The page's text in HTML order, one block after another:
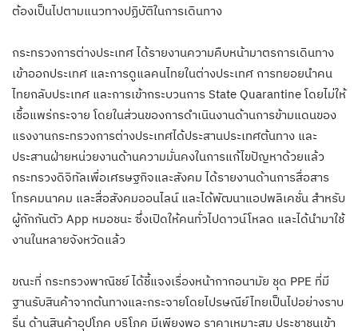
ต้องเป็นไปตามแนวทางปฏิบัติในการเดินทาง
กระทรวงการต่างประเทศ ได้รายงานความคืบหน้ามาตรการเดินทาง
เข้าออกประเทศ และการดูแลคนไทยในต่างประเทศ การทยอยนำคน
ไทยกลับประเทศ และการเข้ากระบวนการ State Quarantine โดยไม่ให้
เชื้อแพร่กระจาย โดยในส่วนของการดำเนินงานด้านการข้ามแดนของ
แรงงานกระทรวงการต่างประเทศได้ประสานประเทศต้นทาง และ
ประสานฝ่ายหน่วยงานด้านความมั่นคงในการแก้ไขปัญหาด้วยแล้ว
กระทรวงดิจิทัลเพื่อเศรษฐกิจและสังคม ได้รายงานด้านการสื่อสาร
โทรคมนาคม และสื่อสังคมออนไลน์ และได้พัฒนาแอปพลิเคชั่น สำหรับ
ผู้กักกันตัว App หมอชนะ ซึ่งเปิดให้คนทั่วไปดาวน์โหลด และได้นำมาใช้
งานในหลายจังหวัดแล้ว
ขณะที่ กระทรวงพาณิชย์ ได้ชี้แจงเรื่องหน้ากากอนามัย ชุด PPE ที่มี
ฐานรับสินค้าจากต้นทางและกระจายโดยไปรษณีย์ไทยเป็นไปอย่างราบ
รื่น ด้านสินค้าอุปโภค บริโภค มีเพียงพอ ราคาเหมาะสม ประชาชนเข้า